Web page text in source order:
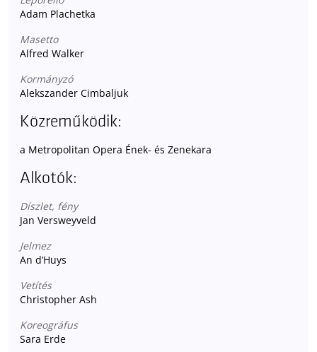
Adam Plachetka
Masetto
Alfred Walker
Kormányzó
Alekszander Cimbaljuk
Közreműködik:
a Metropolitan Opera Ének- és Zenekara
Alkotók:
Díszlet, fény
Jan Versweyveld
Jelmez
An d’Huys
Vetítés
Christopher Ash
Koreográfus
Sara Erde